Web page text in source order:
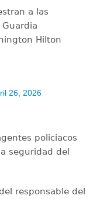
a las
Hilton
26, 2026
policiacos
seguridad del
responsable del